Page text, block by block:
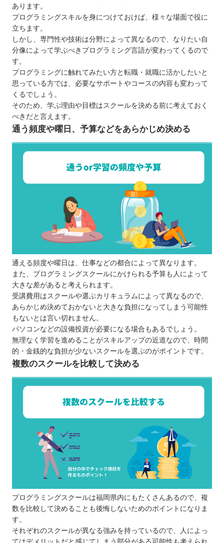
どんなプログラミング言語を学ぶと良いのか
大人向け・子ども向けプログラミングスクールの違
い
プログラミングスクールで挫折しないためのポイン
【福岡】大人向けのおすすめプログラミングスクー
ル10選
TECH I.S.（テックアイエス）
G’s ACADEMY
KENスクール
haruプログラミング教室
DMM WEBCAMP
Tech Academy（テックアカデミー）
SAMURAI ENGINEER（サムライエンジニ
ア）
Code Camp（コードキャンプ）
【福岡】子ども向けのおすすめプログラミングス
クール4選
Akky先生のキッズプログラミング教室
ITeens Lab
QUREOプログラミング教室
ロボ団
福岡県で自分にあったプログラミングスクールを
選ぼう
あります。
プログラミングスキルを身につけておけば、様々な場面で役に
立ちます。
しかし、専門性や技術は分野によって異なるので、なりたい自
分像によって学ぶべきプログラミング言語が変わってくるので
す。
プログラミングに触れてみたい方と転職・就職に活かしたいと
思っている方では、必要なサポートやコースの内容も変わって
くるでしょう。
そのため、学ぶ理由や目標はスクールを決める前に考えておく
べきだと言えます。
通う頻度や曜日、予算などをあらかじめ決める
通える頻度や曜日は、仕事などの都合によって異なります。
また、プログラミングスクールにかけられる予算も人によって
大きな差があると考えられます。
受講費用はスクールや選ぶカリキュラムによって異なるので、
あらかじめ決めておかないと大きな負担になってしまう可能性
もないとは言い切れません。
パソコンなどの設備投資が必要になる場合もあるでしょう。
無理なく学習を進めることがスキルアップの近道なので、時間
的・金銭的な負担が少ないスクールを選ぶのがポイントです。
複数のスクールを比較して決める
プログラミングスクールは福岡県内にもたくさんあるので、複
数を比較して決めることも後悔しないためのポイントになりま
す。
それぞれのスクールが異なる強みを持っているので、人によっ